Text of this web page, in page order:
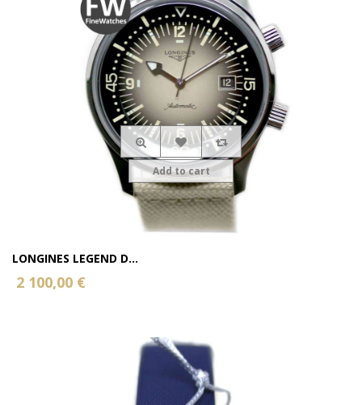
LONGINES LEGEND D...
2 100,00 €
Add to cart